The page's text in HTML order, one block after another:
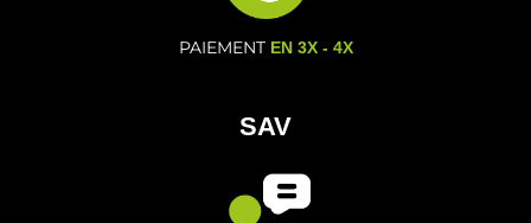
PAIEMENT EN 3X - 4X
SAV